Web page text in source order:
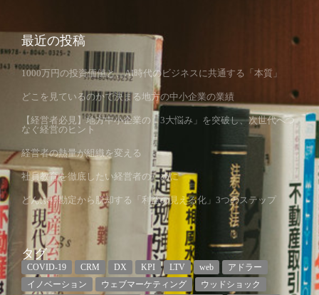
最近の投稿
1000万円の投資価値と、AI時代のビジネスに共通する「本質」
どこを見ているのかで決まる地方の中小企業の業績
【経営者必見】地方中小企業の「3大悩み」を突破し、次世代へつ
なぐ経営のヒント
経営者の熱量が組織を変える
社員教育を徹底したい経営者のために
どんぶり勘定から脱却する「利益の見える化」3つのステップ
タグ
COVID-19 CRM DX KPI LTV web
アドラー
イノベーション
ウェブマーケティング
ウッドショック